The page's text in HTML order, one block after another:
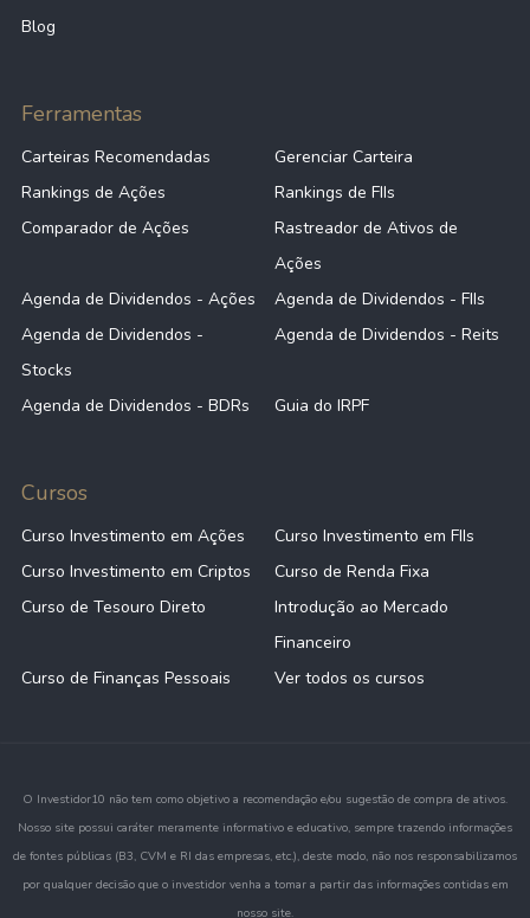
Blog
Ferramentas
Carteiras Recomendadas
Gerenciar Carteira
Rankings de Ações
Rankings de FIIs
Comparador de Ações
Rastreador de Ativos de
Ações
Agenda de Dividendos - Ações
Agenda de Dividendos - FIIs
Agenda de Dividendos -
Stocks
Agenda de Dividendos - Reits
Agenda de Dividendos - BDRs Guia do IRPF
Cursos
Curso Investimento em Ações
Curso Investimento em FIIs
Curso Investimento em Criptos
Curso de Renda Fixa
Curso de Tesouro Direto
Introdução ao Mercado
Financeiro
Curso de Finanças Pessoais
Ver todos os cursos
O Investidor10 não tem como objetivo a recomendação e/ou sugestão de compra de ativos.
Nosso site possui caráter meramente informativo e educativo, sempre trazendo informações
de fontes públicas (B3, CVM e RI das empresas, etc.), deste modo, não nos responsabilizamos
por qualquer decisão que o investidor venha a tomar a partir das informações contidas em
nosso site.